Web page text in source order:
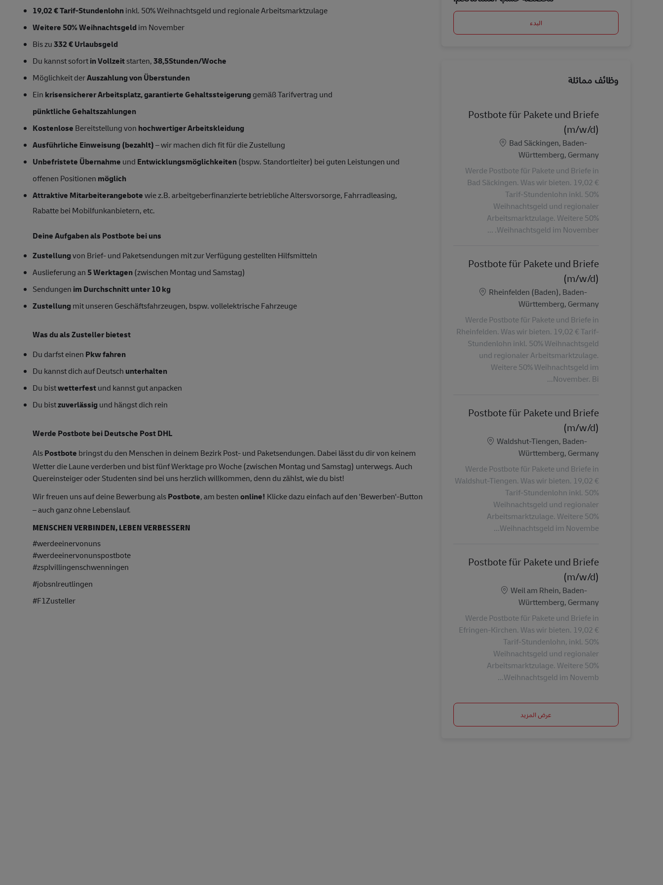
19,02 € Tarif-Stundenlohninkl. 50% Weihnachtsgeld und regionale Arbeitsmarktzulage
Weitere 50% Weihnachtsgeldim November
Bis zu332 € Urlaubsgeld
Du kannst sofortin Vollzeitstarten,38,5Stunden/Woche
Möglichkeit derAuszahlung von Überstunden
Ein krisensicherer Arbeitsplatz, garantierte Gehaltssteigerung gemäß Tarifvertrag und
pünktliche Gehaltszahlungen
Kostenlose Bereitstellung von hochwertiger Arbeitskleidung
Ausführliche Einweisung (bezahlt)– wir machen dich fit für die Zustellung
Unbefristete Übernahme und Entwicklungsmöglichkeiten(bspw. Standortleiter) bei guten Leistungen und
offenen Positionen möglich
Attraktive Mitarbeiterangebotewie z.B. arbeitgeberfinanzierte betriebliche Altersvorsorge, Fahrradleasing,
Rabatte bei Mobilfunkanbietern, etc.
Deine Aufgaben als Postbote bei uns
Zustellungvon Brief- und Paketsendungen mit zur Verfügung gestellten Hilfsmitteln
Auslieferung an5 Werktagen(zwischen Montag und Samstag)
Sendungen im Durchschnitt unter 10 kg
Zustellung mit unseren Geschäftsfahrzeugen, bspw. vollelektrische Fahrzeuge
Was du als Zusteller bietest
Du darfst einen Pkw fahren
Du kannst dich auf Deutsch unterhalten
Du bistwetterfestund kannst gut anpacken
Du bistzuverlässig und hängst dich rein
Werde Postbote bei Deutsche Post DHL
AlsPostbote bringst du den Menschen in deinem Bezirk Post- und Paketsendungen. Dabei lässt du dir von keinem
Wetter die Laune verderben und bist fünf Werktage pro Woche (zwischen Montag und Samstag) unterwegs. Auch
Quereinsteiger oder Studenten sind bei uns herzlich willkommen, denn du zählst, wie du bist!
Wir freuen uns auf deine Bewerbung alsPostbote, am bestenonline! Klicke dazu einfach auf den 'Bewerben'-Button
– auch ganz ohne Lebenslauf.
MENSCHEN VERBINDEN, LEBEN VERBESSERN
#werdeeinervonuns
#werdeeinervonunspostbote
#zsplvillingenschwenningen
#jobsnlreutlingen
#F1Zusteller
البدء
وظائف مماثلة
Postbote für Pakete und Briefe
(m/w/d)
الموقع
Bad Säckingen, Baden-
Württemberg, Germany
Werde Postbote für Pakete und Briefe in
Bad Säckingen. Was wir bieten. 19,02 €
Tarif-Stundenlohn inkl. 50%
Weihnachtsgeld und regionaler
Arbeitsmarktzulage. Weitere 50%
Weihnachtsgeld im November. ...
Postbote für Pakete und Briefe
(m/w/d)
الموقع
Rheinfelden (Baden), Baden-
Württemberg, Germany
Werde Postbote für Pakete und Briefe in
Rheinfelden. Was wir bieten. 19,02 € Tarif-
Stundenlohn inkl. 50% Weihnachtsgeld
und regionaler Arbeitsmarktzulage.
Weitere 50% Weihnachtsgeld im
November. Bi...
Postbote für Pakete und Briefe
(m/w/d)
الموقع
Waldshut-Tiengen, Baden-
Württemberg, Germany
Werde Postbote für Pakete und Briefe in
Waldshut-Tiengen. Was wir bieten. 19,02 €
Tarif-Stundenlohn inkl. 50%
Weihnachtsgeld und regionaler
Arbeitsmarktzulage. Weitere 50%
Weihnachtsgeld im Novembe...
Postbote für Pakete und Briefe
(m/w/d)
الموقع
Weil am Rhein, Baden-
Württemberg, Germany
Werde Postbote für Pakete und Briefe in
Efringen-Kirchen. Was wir bieten. 19,02 €
Tarif-Stundenlohn, inkl. 50%
Weihnachtsgeld und regionaler
Arbeitsmarktzulage. Weitere 50%
Weihnachtsgeld im Novemb...
عرض المزيد